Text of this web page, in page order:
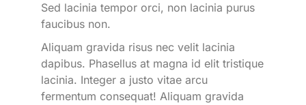
Sed lacinia tempor orci, non lacinia purus
faucibus non.
Aliquam gravida risus nec velit lacinia
dapibus. Phasellus at magna id elit tristique
lacinia. Integer a justo vitae arcu
fermentum consequat! Aliquam gravida